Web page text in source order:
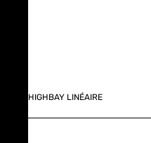
HIGHBAY LINÉAIRE